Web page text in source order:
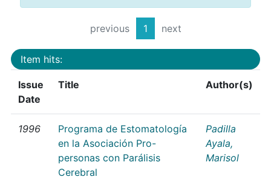
previous 1 next
Item hits:
Issue
Date
Title Author(s)
1996
Programa de Estomatología
en la Asociación Pro-
personas con Parálisis
Cerebral
Padilla
Ayala,
Marisol